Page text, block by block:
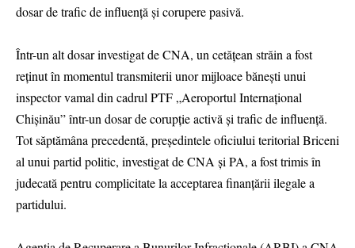
dosar de trafic de influență și corupere pasivă.
Într-un alt dosar investigat de CNA, un cetățean străin a fost
reținut în momentul transmiterii unor mijloace bănești unui
inspector vamal din cadrul PTF „Aeroportul Internațional
Chișinău” într-un dosar de corupție activă și trafic de influență.
Tot săptămâna precedentă, președintele oficiului teritorial Briceni
al unui partid politic, investigat de CNA și PA, a fost trimis în
judecată pentru complicitate la acceptarea finanțării ilegale a
partidului.